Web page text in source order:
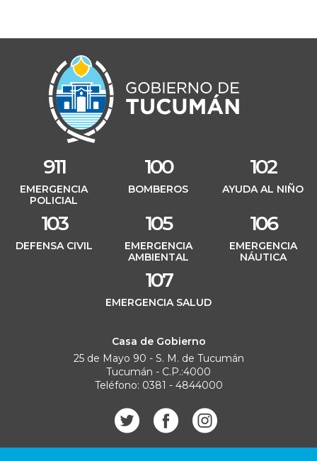
911
EMERGENCIA
POLICIAL
100
BOMBEROS
102
AYUDA AL NIÑO
103
DEFENSA CIVIL
105
EMERGENCIA
AMBIENTAL
106
EMERGENCIA
NÁUTICA
107
EMERGENCIA SALUD
Casa de Gobierno
25 de Mayo 90 - S. M. de Tucumán
Tucumán - C.P.:4000
Teléfono: 0381 - 4844000